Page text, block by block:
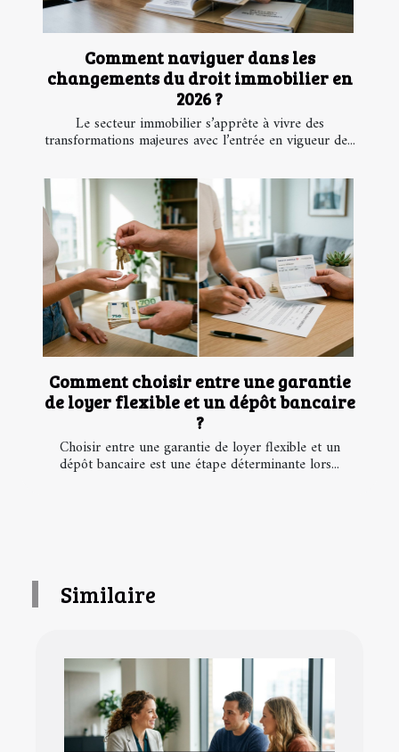
Comment naviguer dans les
changements du droit immobilier en
2026 ?
Le secteur immobilier s’apprête à vivre des
transformations majeures avec l’entrée en vigueur de...
Comment choisir entre une garantie
de loyer flexible et un dépôt bancaire
?
Choisir entre une garantie de loyer flexible et un
dépôt bancaire est une étape déterminante lors...
Similaire